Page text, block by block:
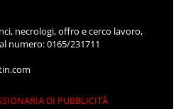
necrologi, offro e cerco lavoro,
numero: 0165/231711
DI PUBBLICITÀ